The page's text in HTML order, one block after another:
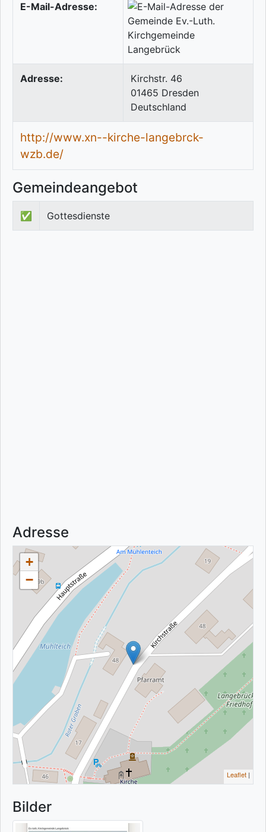
E-Mail-Adresse:
Adresse:
Kirchstr. 46
01465 Dresden
Deutschland
http://www.xn--kirche-langebrck-
wzb.de/
Gemeindeangebot
✅ Gottesdienste
Adresse
+
−
Leaflet |
Bilder